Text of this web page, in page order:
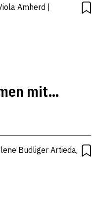
Amherd |
mit
Budliger Artieda,